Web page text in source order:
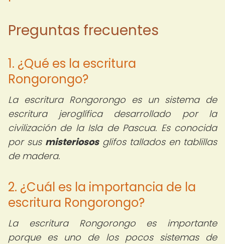
Preguntas frecuentes
1. ¿Qué es la escritura
Rongorongo?
La escritura Rongorongo es un sistema de
escritura jeroglífica desarrollado por la
civilización de la Isla de Pascua. Es conocida
por sus misteriososglifos tallados en tablillas
de madera.
2. ¿Cuál es la importancia de la
escritura Rongorongo?
La escritura Rongorongo es importante
porque es uno de los pocos sistemas de